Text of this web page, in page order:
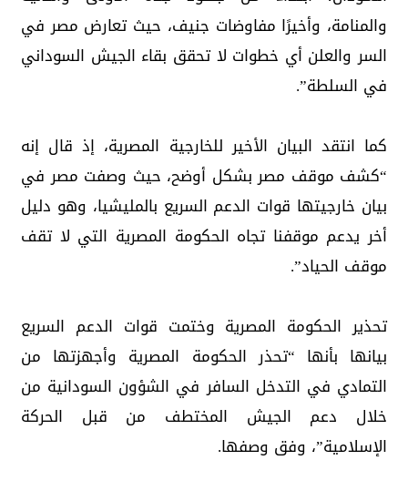
والمنامة، وأخيرًا مفاوضات جنيف، حيث تعارض مصر في
السر والعلن أي خطوات لا تحقق بقاء الجيش السوداني
في السلطة”.
كما انتقد البيان الأخير للخارجية المصرية، إذ قال إنه
“كشف موقف مصر بشكل أوضح، حيث وصفت مصر في
بيان خارجيتها قوات الدعم السريع بالمليشيا، وهو دليل
أخر يدعم موقفنا تجاه الحكومة المصرية التي لا تقف
موقف الحياد”.
تحذير الحكومة المصرية وختمت قوات الدعم السريع
بيانها بأنها “تحذر الحكومة المصرية وأجهزتها من
التمادي في التدخل السافر في الشؤون السودانية من
خلال دعم الجيش المختطف من قبل الحركة
الإسلامية”، وفق وصفها.